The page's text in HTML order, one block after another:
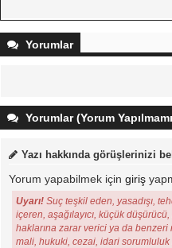
Yorumlar
Yorumlar (Yorum
Yazı hakkında görüşlerinizi
Yorum yapabilmek için giriş
Uyarı! Suç teşkil eden, yasadışı,
içeren, aşağılayıcı, küçük
haklarına zarar verici ya da
mali, hukuki, cezai, idari